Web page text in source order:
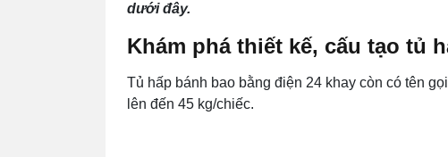
dưới đây.
Khám phá thiết kế, cấu tạo tủ
Tủ hấp bánh bao bằng điện 24 khay còn có tên
lên đến 45 kg/chiếc.